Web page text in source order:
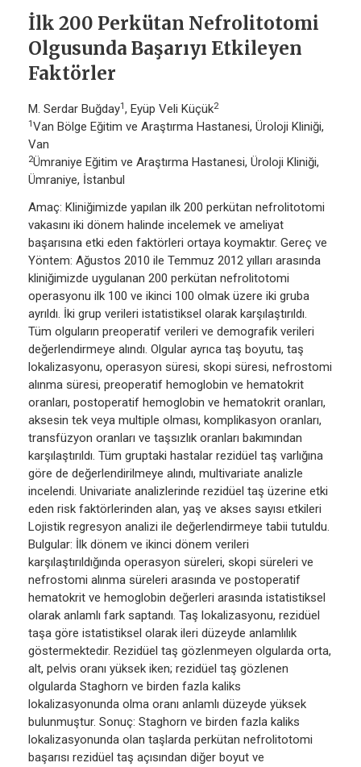
İlk 200 Perkütan Nefrolitotomi
Olgusunda Başarıyı Etkileyen
Faktörler
M. Serdar Buğday1, Eyüp Veli Küçük2
1Van Bölge Eğitim ve Araştırma Hastanesi, Üroloji Kliniği,
Van
2Ümraniye Eğitim ve Araştırma Hastanesi, Üroloji Kliniği,
Ümraniye, İstanbul
Amaç: Kliniğimizde yapılan ilk 200 perkütan nefrolitotomi
vakasını iki dönem halinde incelemek ve ameliyat
başarısına etki eden faktörleri ortaya koymaktır. Gereç ve
Yöntem: Ağustos 2010 ile Temmuz 2012 yılları arasında
kliniğimizde uygulanan 200 perkütan nefrolitotomi
operasyonu ilk 100 ve ikinci 100 olmak üzere iki gruba
ayrıldı. İki grup verileri istatistiksel olarak karşılaştırıldı.
Tüm olguların preoperatif verileri ve demografik verileri
değerlendirmeye alındı. Olgular ayrıca taş boyutu, taş
lokalizasyonu, operasyon süresi, skopi süresi, nefrostomi
alınma süresi, preoperatif hemoglobin ve hematokrit
oranları, postoperatif hemoglobin ve hematokrit oranları,
aksesin tek veya multiple olması, komplikasyon oranları,
transfüzyon oranları ve taşsızlık oranları bakımından
karşılaştırıldı. Tüm gruptaki hastalar rezidüel taş varlığına
göre de değerlendirilmeye alındı, multivariate analizle
incelendi. Univariate analizlerinde rezidüel taş üzerine etki
eden risk faktörlerinden alan, yaş ve akses sayısı etkileri
Lojistik regresyon analizi ile değerlendirmeye tabii tutuldu.
Bulgular: İlk dönem ve ikinci dönem verileri
karşılaştırıldığında operasyon süreleri, skopi süreleri ve
nefrostomi alınma süreleri arasında ve postoperatif
hematokrit ve hemoglobin değerleri arasında istatistiksel
olarak anlamlı fark saptandı. Taş lokalizasyonu, rezidüel
taşa göre istatistiksel olarak ileri düzeyde anlamlılık
göstermektedir. Rezidüel taş gözlenmeyen olgularda orta,
alt, pelvis oranı yüksek iken; rezidüel taş gözlenen
olgularda Staghorn ve birden fazla kaliks
lokalizasyonunda olma oranı anlamlı düzeyde yüksek
bulunmuştur. Sonuç: Staghorn ve birden fazla kaliks
lokalizasyonunda olan taşlarda perkütan nefrolitotomi
başarısı rezidüel taş açısından diğer boyut ve